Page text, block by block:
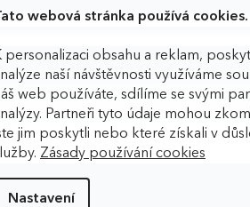
webová stránka používá cookies.
personalizaci obsahu a reklam,
naší návštěvnosti využíváme
web používáte, sdílíme se svými
Partneři tyto údaje mohou
jim poskytli nebo které získali v
Zásady používání cookies
Nastavení
o nových produktech na našem
osobních údajů